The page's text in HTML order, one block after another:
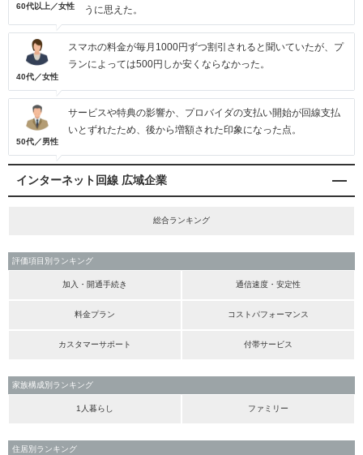
60代以上／女性
うに思えた。
40代／女性
スマホの料金が毎月1000円ずつ割引されると聞いていたが、プ
ランによっては500円しか安くならなかった。
50代／男性
サービスや特典の影響か、プロバイダの支払い開始が回線支払
いとずれたため、後から増額された印象になった点。
インターネット回線 広域企業
総合ランキング
評価項目別ランキング
加入・開通手続き 通信速度・安定性
料金プラン コストパフォーマンス
カスタマーサポート 付帯サービス
家族構成別ランキング
1人暮らし ファミリー
住居別ランキング